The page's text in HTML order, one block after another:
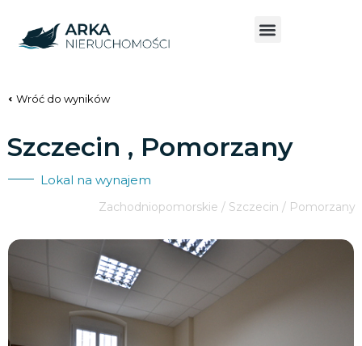
Wróć do wyników
Szczecin , Pomorzany
Lokal na wynajem
Zachodniopomorskie / Szczecin / Pomorzany